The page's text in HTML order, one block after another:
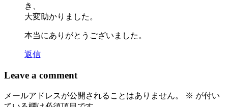
き、
大変助かりました。
本当にありがとうございました。
返信
Leave a comment
メールアドレスが公開されることはありません。 ※ が付い